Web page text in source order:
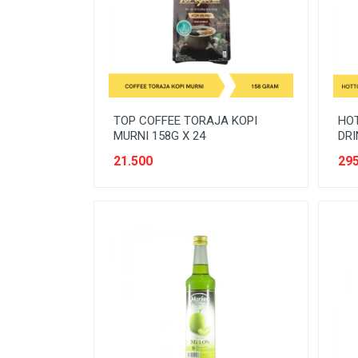
PERALATAN LISTRIK
PERALATAN SAFETY
PERAWATAN ANAK
PERAWATAN BADAN
PERAWATAN BAYI
PERAWATAN RAMBUT
PERLELNGKAPAN TULIS
PERLENGKAPAN MAKAN-MINUM
PERLENGKAPAN MANDI
PERLENGKAPAN TULIS
TOP COFFEE TORAJA KOPI
MURNI 158G X 24
21.500